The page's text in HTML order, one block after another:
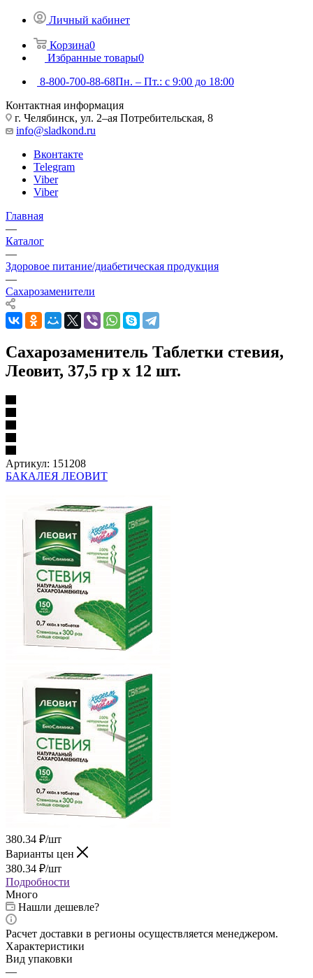
Личный кабинет
Корзина0
Избранные товары0
8-800-700-88-68Пн. – Пт.: с 9:00 до 18:00
Контактная информация
г. Челябинск, ул. 2–ая Потребительская, 8
info@sladkond.ru
Вконтакте
Telegram
Viber
Viber
Главная
—
Каталог
—
Здоровое питание/диабетическая продукция
—
Сахарозаменители
Сахарозаменитель Таблетки стевия,
Леовит, 37,5 гр х 12 шт.
Артикул: 151208
БАКАЛЕЯ ЛЕОВИТ
380.34 ₽/шт
Варианты цен
380.34 ₽/шт
Подробности
Много
Нашли дешевле?
Расчет доставки в регионы осуществляется менеджером.
Характеристики
Вид упаковки
—